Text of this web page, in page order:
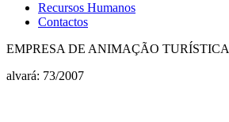
Recursos Humanos
Contactos
EMPRESA DE ANIMAÇÃO TURÍSTICA
alvará: 73/2007